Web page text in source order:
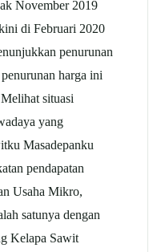
November 2019
di Februari 2020
penurunan
harga ini
situasi
yang
Masadepanku
pendapatan
Usaha Mikro,
satunya dengan
Kelapa Sawit